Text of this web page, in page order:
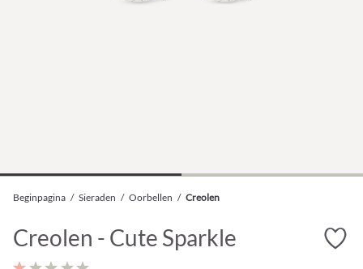
Beginpagina / Sieraden / Oorbellen / Creolen
Creolen - Cute Sparkle